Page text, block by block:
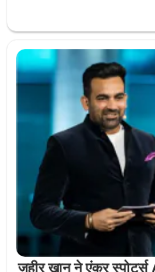
ज़हीर खान ने एंकर